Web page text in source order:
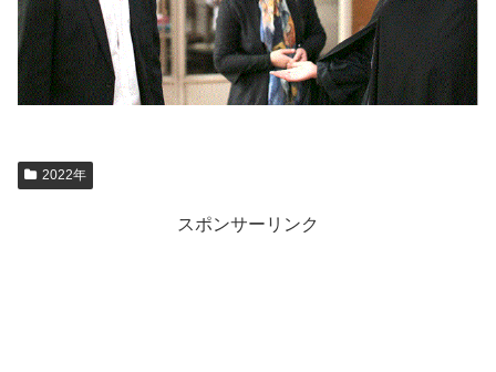
2022年
スポンサーリンク